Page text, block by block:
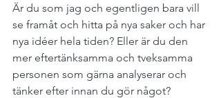
Är du som jag och egentligen bara vill
se framåt och hitta på nya saker och har
nya idéer hela tiden? Eller är du den
mer eftertänksamma och tveksamma
personen som gärna analyserar och
tänker efter innan du gör något?